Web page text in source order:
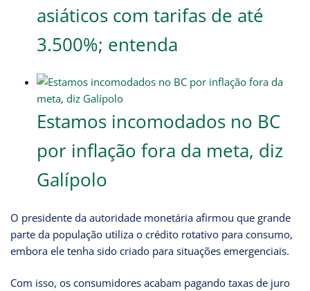
asiáticos com tarifas de até
3.500%; entenda
Estamos incomodados no BC
por inflação fora da meta, diz
Galípolo
O presidente da autoridade monetária afirmou que grande
parte da população utiliza o crédito rotativo para consumo,
embora ele tenha sido criado para situações emergenciais.
Com isso, os consumidores acabam pagando taxas de juro